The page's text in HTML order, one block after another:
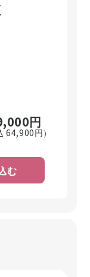
円
64,900円）
む